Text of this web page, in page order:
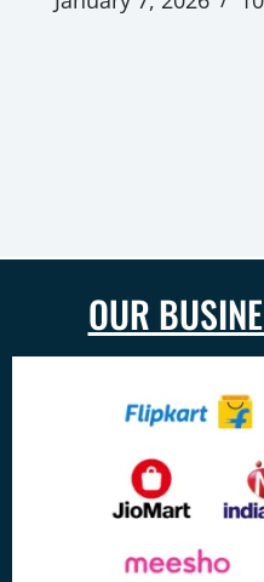
OUR